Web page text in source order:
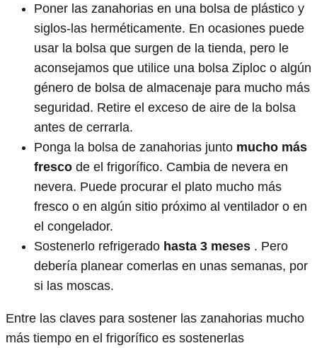
Poner las zanahorias en una bolsa de plástico y
siglos-las herméticamente. En ocasiones puede
usar la bolsa que surgen de la tienda, pero le
aconsejamos que utilice una bolsa Ziploc o algún
género de bolsa de almacenaje para mucho más
seguridad. Retire el exceso de aire de la bolsa
antes de cerrarla.
Ponga la bolsa de zanahorias junto mucho más
fresco de el frigorífico. Cambia de nevera en
nevera. Puede procurar el plato mucho más
fresco o en algún sitio próximo al ventilador o en
el congelador.
Sostenerlo refrigerado hasta 3 meses . Pero
debería planear comerlas en unas semanas, por
si las moscas.
Entre las claves para sostener las zanahorias mucho
más tiempo en el frigorífico es sostenerlas